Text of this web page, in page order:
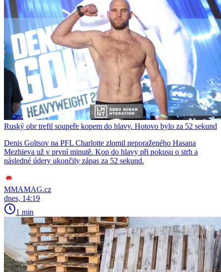
Ruský obr trefil soupeře kopem do hlavy. Hotovo bylo za 52 sekund
Denis Goltsov na PFL Charlotte zlomil neporaženého Hasana
Mezhieva už v první minutě. Kop do hlavy při pokusu o strh a
následné údery ukončily zápas za 52 sekund.
MMAMAG.cz
dnes, 14:19
1 min